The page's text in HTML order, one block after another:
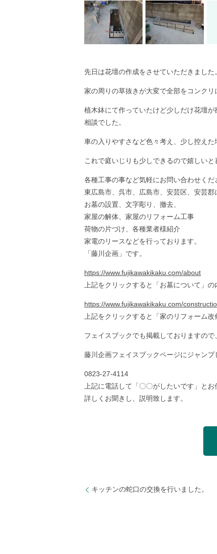
先日は花壇の作成をさせていただきました。
家の周りの草抜きが大変で全部をコンクリ
植木鉢にて作っていたけど少しだけ花壇
相談でした。
車の入りやすさなど色々考え、少し控えた
これで庭いじりも少しできるので嬉しい
各種工事の事など気軽にお問い合わせくだ
東広島市、呉市、広島市、安芸区、安芸郡
お墓の設置、文字彫り、撤去、
家屋の解体、家屋のリフォーム工事
荷物の片づけ、各種業者様紹介
家電のリースなどを行っております。
「藤川企画」です。
https://www.fujikawakikaku.com/about
上記をクリックすると「お墓について」
https://www.fujikawakikaku.com/
上記をクリックすると「家のリフォーム
フェイスブックでも掲載しておりますの
藤川企画フェイスブックページにジャンプ
0823-27-4114
上記に電話して「〇〇がしたいです」とお
詳しくお聞きし、説明致します。
キッチンの蛇口の交換を行いました。